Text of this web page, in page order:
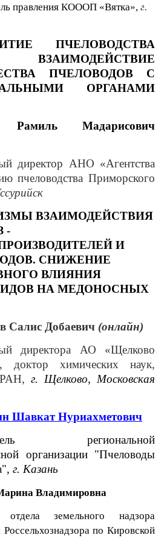
правления КОООП «Вятка», г.
ПЧЕЛОВОДСТВА
ВЗАИМОДЕЙСТВИЕ
ПЧЕЛОВОДОВ С
ОРГАНАМИ
Рамиль Мадарисович
директор АНО «Агентства
пчеловодства Приморского
ВЗАИМОДЕЙСТВИЯ
-
И
СНИЖЕНИЕ
ВЛИЯНИЯ
НА МЕДОНОСНЫХ
Салис Добаевич (онлайн)
директора АО «Щелково
доктор химических наук,
г. Щелково, Московская
Шавкат Нуриахметович
региональной
организации "Пчеловоды
г. Казань
Владимировна
отдела земельного надзора
Россельхознадзора по Кировской